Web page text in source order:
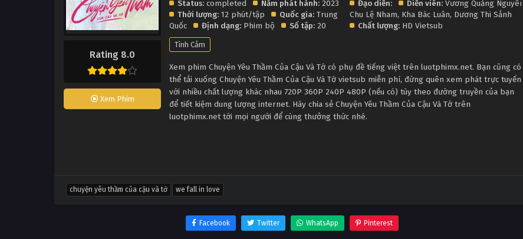
Rating 8.0
Xem Phim
Status: completed Năm phát hành: 2023
Thời lượng: 12 phút/tập Quốc gia: Trung
Quốc
Định dạng: Phim bộ Số tập: 20
Đạo diễn: Diễn viên: Vương Quảng Nguyên
Chu Lệ Nham, Kha Bác Luân, Dương Thi Sảnh
Chất lượng: HD Vietsub
Tình Cảm
Xem phim Chuyện Yêu Thầm Của Cậu Và Tớ có phụ đề tiếng việt trên luotphimx.net. Bạn cũng có
thể tải xuống Chuyện Yêu Thầm Của Cậu Và Tớ vietsub miễn phí, đừng quên xem phát trực tuyến
với nhiều chất lượng khác nhau 720P 360P 240P 480P (nếu có) tùy theo đường truyền của bạn
để tiết kiệm dung lượng internet. Hãy chia sẻ Chuyện Yêu Thầm Của Cậu Và Tớ trên
luotphimx.net tới mọi người để cùng thưởng thức nhé.
chuyện yêu thầm của cậu và tớ we fall in love
Facebook Twitter WhatsApp Pinterest